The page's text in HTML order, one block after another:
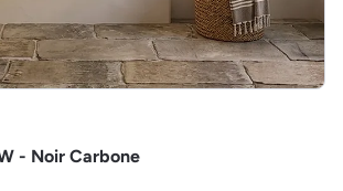
- Noir Carbone